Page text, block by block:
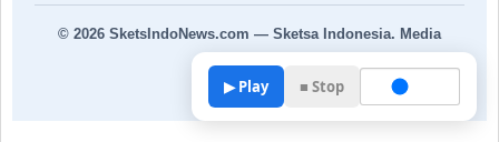
© 2026 SketsIndoNews.com — Sketsa Indonesia. Media
▶ Play ■ Stop